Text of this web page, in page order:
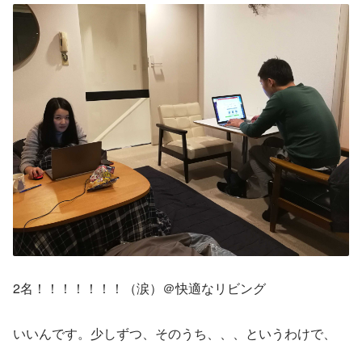
2名！！！！！！！（涙）＠快適なリビング
いいんです。少しずつ、そのうち、、、というわけで、